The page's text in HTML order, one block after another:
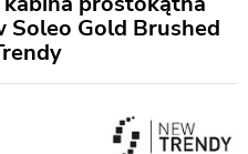
Soleo Gold Brushed